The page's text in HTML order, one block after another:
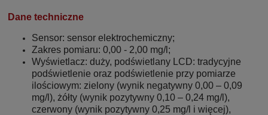
Dane techniczne
Sensor: sensor elektrochemiczny;
Zakres pomiaru: 0,00 - 2,00 mg/l;
Wyświetlacz: duży, podświetlany LCD: tradycyjne
podświetlenie oraz podświetlenie przy pomiarze
ilościowym: zielony (wynik negatywny 0,00 – 0,09
mg/l), żółty (wynik pozytywny 0,10 – 0,24 mg/l),
czerwony (wynik pozytywny 0,25 mg/l i więcej),